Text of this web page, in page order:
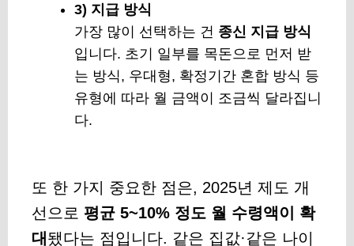
3) 지급 방식
가장 많이 선택하는 건 종신 지급 방식
입니다. 초기 일부를 목돈으로 먼저 받
는 방식, 우대형, 확정기간 혼합 방식 등
유형에 따라 월 금액이 조금씩 달라집니
다.
또 한 가지 중요한 점은, 2025년 제도 개
선으로 평균 5~10% 정도 월 수령액이 확
대 됐다는 점입니다. 같은 집값·같은 나이